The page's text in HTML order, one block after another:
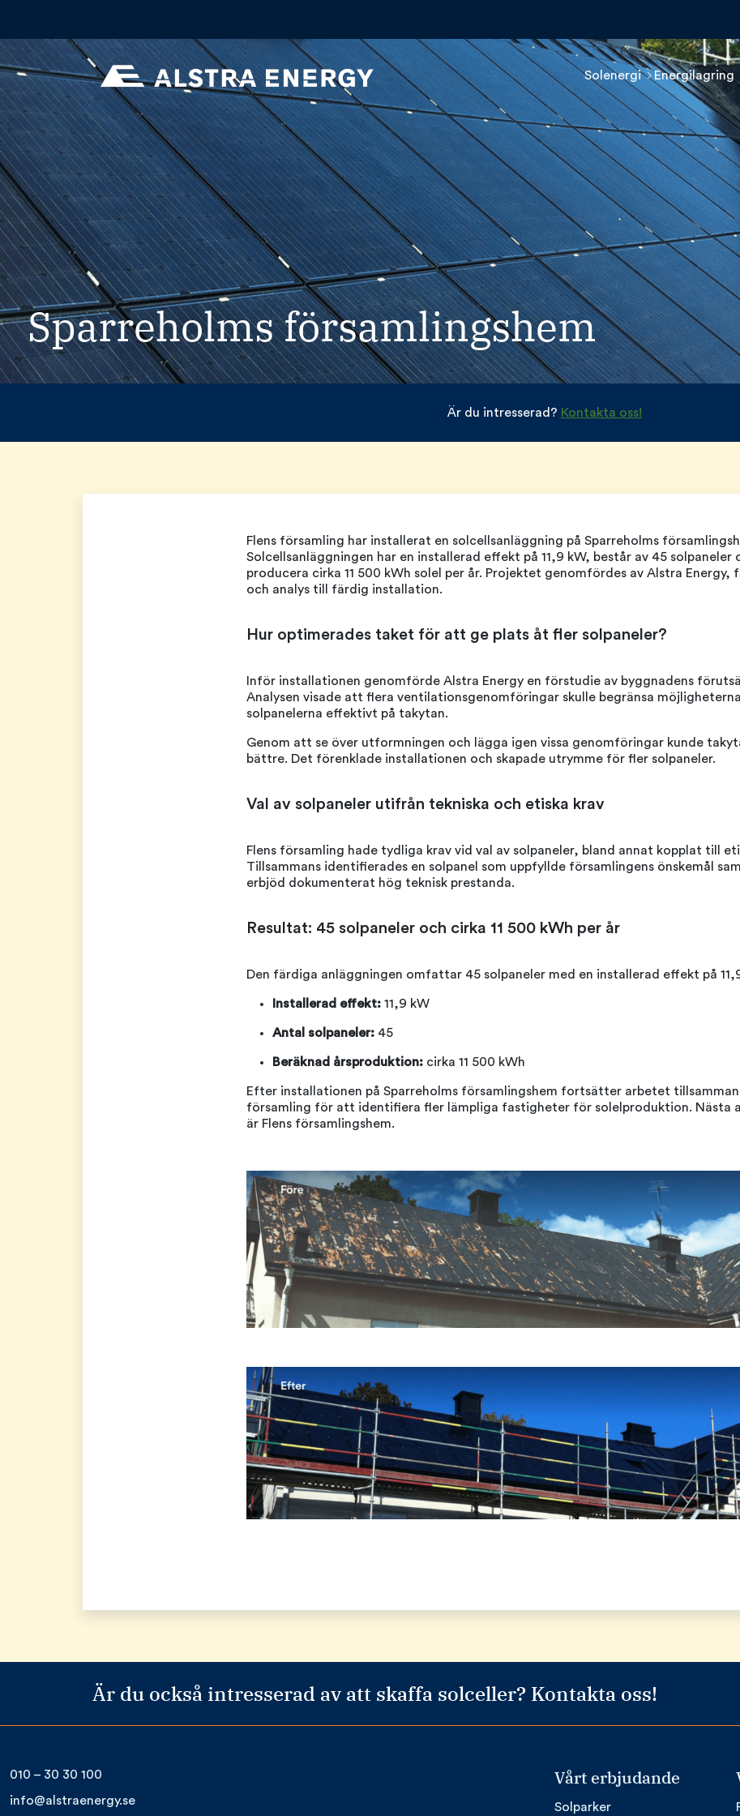
Solenergi Energilagring
Sparreholms församlingshem
Är du intresserad? Kontakta oss!
Flens församling har installerat en solcellsanläggning på Sparreholms
Solcellsanläggningen har en installerad effekt på 11,9 kW, består av 45 solpaneler
producera cirka 11 500 kWh solel per år. Projektet genomfördes av Alstra Energy,
och analys till färdig installation.
Hur optimerades taket för att ge plats åt fler solpaneler?
Inför installationen genomförde Alstra Energy en förstudie av byggnadens
Analysen visade att flera ventilationsgenomföringar skulle begränsa
solpanelerna effektivt på takytan.
Genom att se över utformningen och lägga igen vissa genomföringar kunde
bättre. Det förenklade installationen och skapade utrymme för fler solpaneler.
Val av solpaneler utifrån tekniska och etiska krav
Flens församling hade tydliga krav vid val av solpaneler, bland annat kopplat till
Tillsammans identifierades en solpanel som uppfyllde församlingens önskemål
erbjöd dokumenterat hög teknisk prestanda.
Resultat: 45 solpaneler och cirka 11 500 kWh per år
Den färdiga anläggningen omfattar 45 solpaneler med en installerad effekt på
Installerad effekt: 11,9 kW
Antal solpaneler: 45
Beräknad årsproduktion: cirka 11 500 kWh
Efter installationen på Sparreholms församlingshem fortsätter arbetet
församling för att identifiera fler lämpliga fastigheter för solelproduktion. Nästa
är Flens församlingshem.
Är du också intresserad av att skaffa solceller? Kontakta oss!
010 – 30 30 100
info@alstraenergy.se
Vårt erbjudande
Solparker